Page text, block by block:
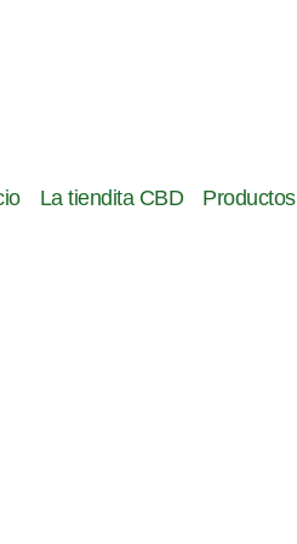
La tiendita CBD Productos